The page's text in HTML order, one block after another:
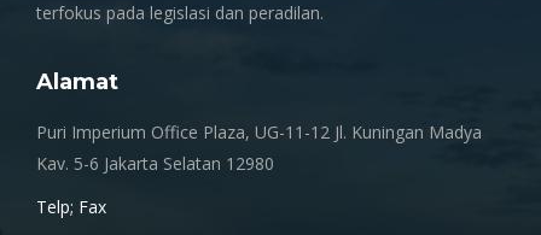
terfokus pada legislasi dan peradilan.
Alamat
Puri Imperium Office Plaza, UG-11-12 Jl. Kuningan Madya
Kav. 5-6 Jakarta Selatan 12980
Telp; Fax